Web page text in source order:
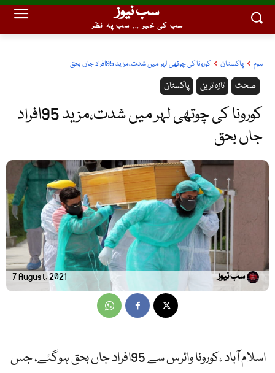
سب نیوز
سب کی خبر ... سب پہ نظر
ہوم پاکستان کورونا کی چوتھی لہر میں شدت،مزید 95افراد جاں بحق
پاکستان تازہ ترین صحت
کورونا کی چوتھی لہر میں شدت،مزید 95افراد
جاں بحق
7 August, 2021 سب نیوز
اسلام آباد ،کورونا وائرس سے 95افراد جاں بحق ہوگئے، جس